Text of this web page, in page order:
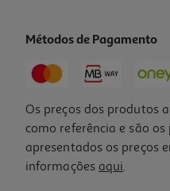
-30%
Métodos de Pagamento
Os preços dos produtos
como referência e são
apresentados os preços
informações aqui.